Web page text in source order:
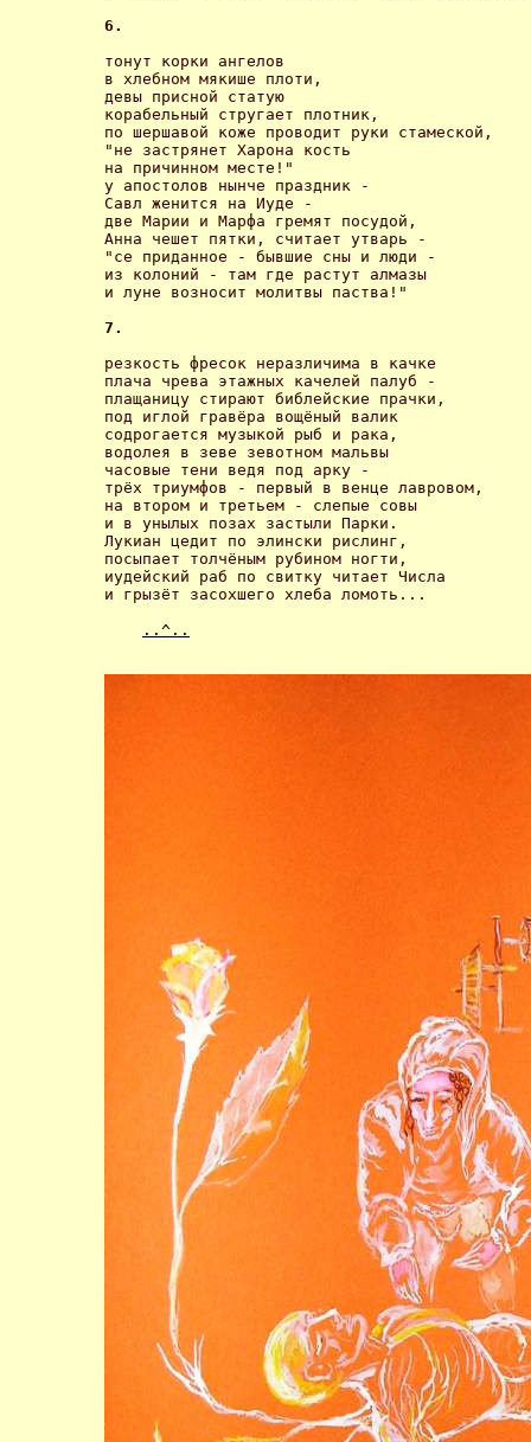
6.
тонут корки ангелов
в хлебном мякише плоти,
девы присной статую
корабельный стругает плотник,
по шершавой коже проводит руки стамеской,
"не застрянет Харона кость
на причинном месте!"
у апостолов нынче праздник -
Савл женится на Иуде -
две Марии и Марфа гремят посудой,
Анна чешет пятки, считает утварь -
"се приданное - бывшие сны и люди -
из колоний - там где растут алмазы
и луне возносит молитвы паства!"
7.
резкость фресок неразличима в качке
плача чрева этажных качелей палуб -
плащаницу стирают библейские прачки,
под иглой гравёра вощёный валик
содрогается музыкой рыб и рака,
водолея в зеве зевотном мальвы
часовые тени ведя под арку -
трёх триумфов - первый в венце лавровом,
на втором и третьем - слепые совы
и в унылых позах застыли Парки.
Лукиан цедит по элински рислинг,
посыпает толчёным рубином ногти,
иудейский раб по свитку читает Числа
и грызёт засохшего хлеба ломоть...
..^..